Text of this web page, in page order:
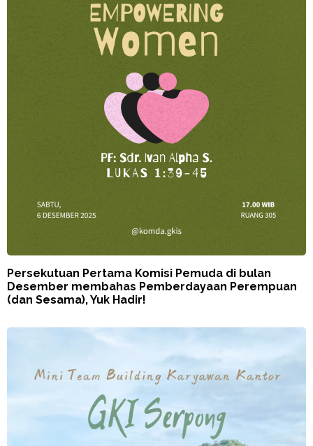
Persekutuan Pertama Komisi Pemuda di bulan
Desember membahas Pemberdayaan Perempuan
(dan Sesama), Yuk Hadir!